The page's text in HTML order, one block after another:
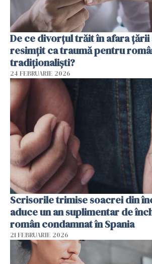
De ce divorțul trăit în afara țării
resimțit ca traumă pentru
tradiționaliști?
24 FEBRUARIE 2026
Scrisorile trimise soacrei din
aduce un an suplimentar de
român condamnat în Spania
21 FEBRUARIE 2026